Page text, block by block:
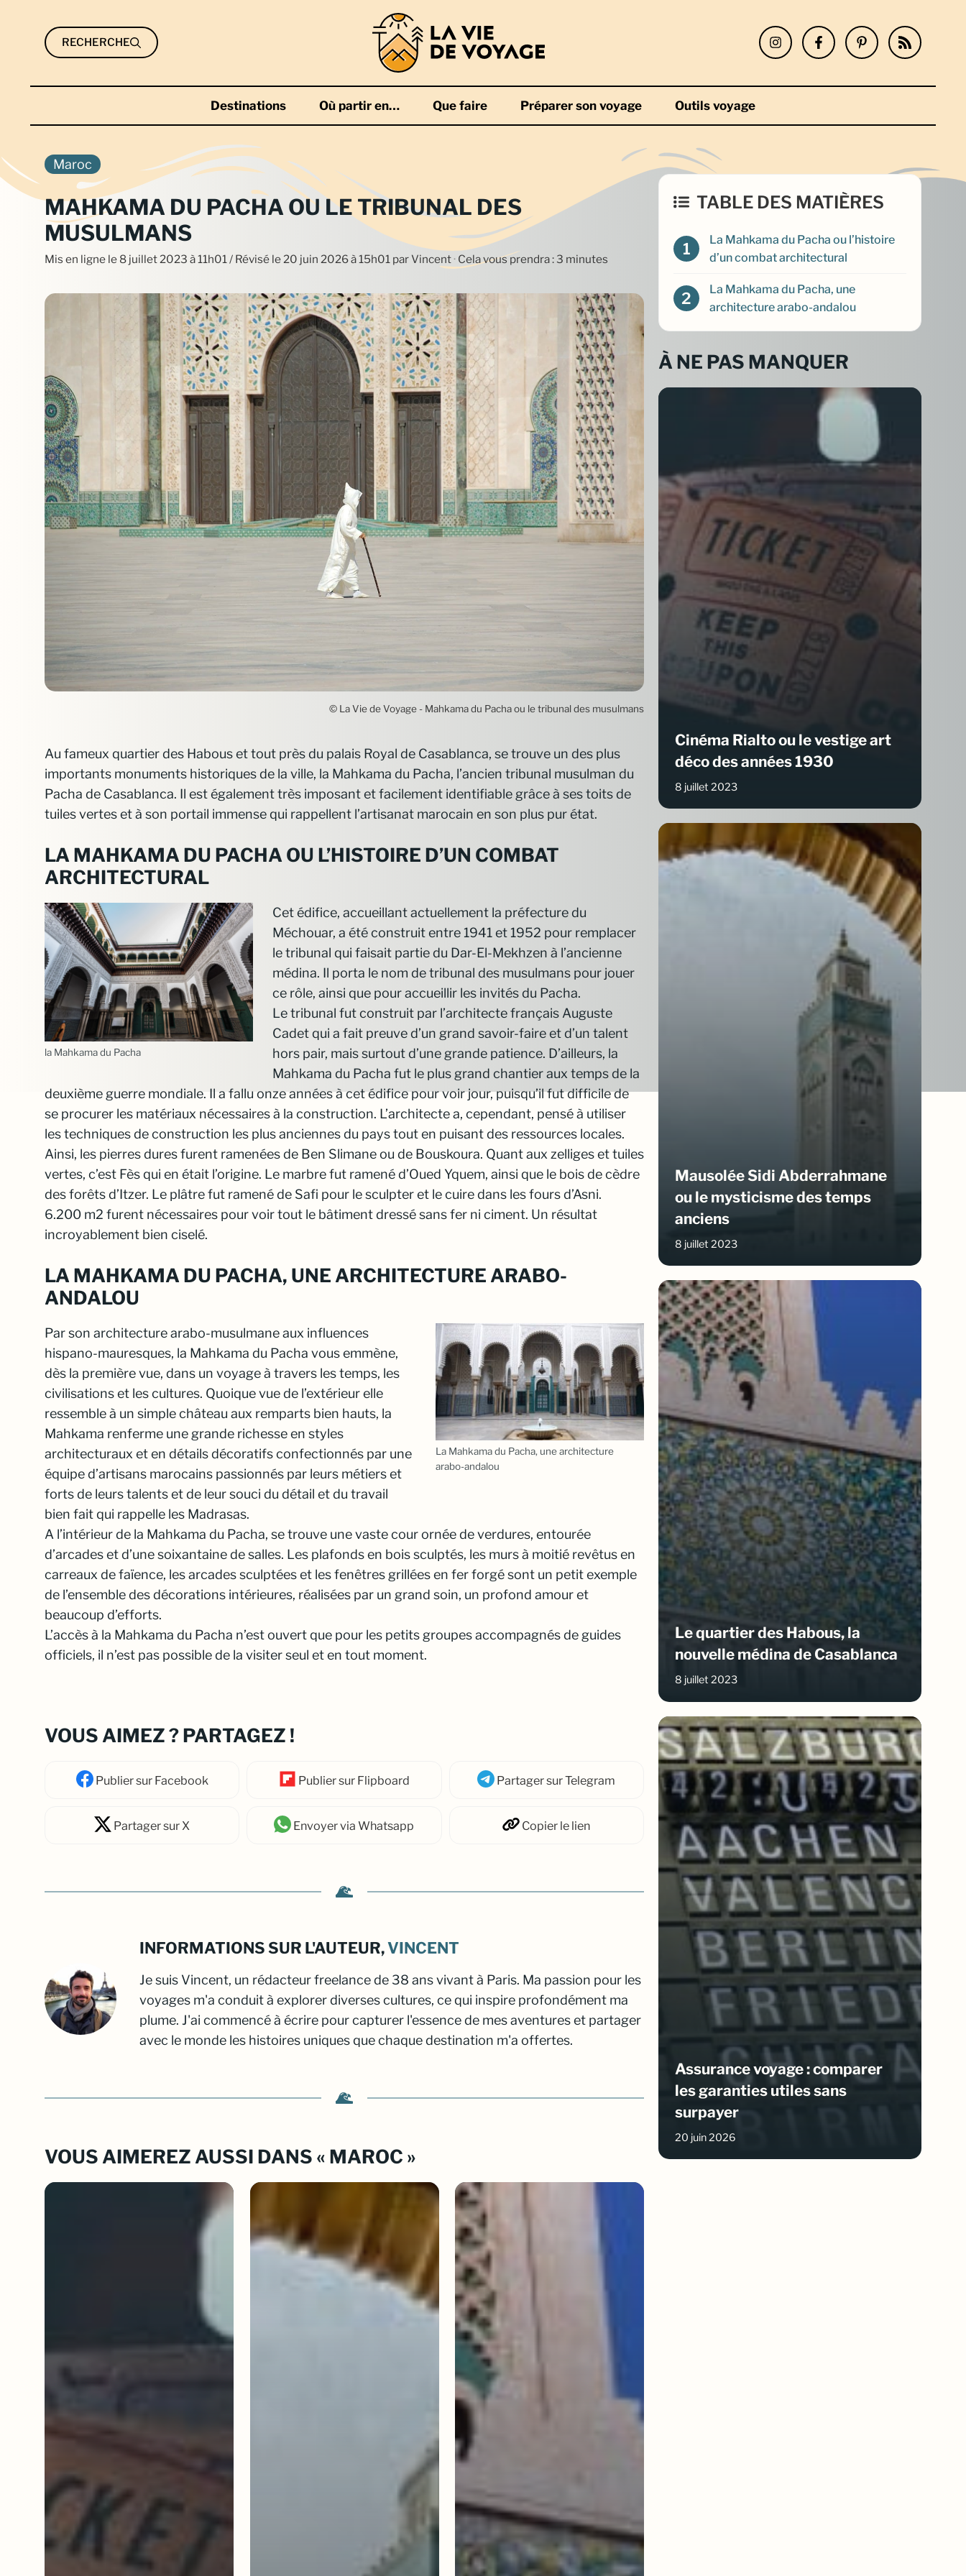
contenu
RECHERCHE
Destinations Où partir en… Que faire Préparer son voyage Outils voyage
Maroc
MAHKAMA DU PACHA OU LE TRIBUNAL DES
MUSULMANS
Mis en ligne le 8 juillet 2023 à 11h01 / Révisé le 20 juin 2026 à 15h01 par Vincent· Cela vous prendra : 3 minutes
© La Vie de Voyage - Mahkama du Pacha ou le tribunal des musulmans
Au fameux quartier des Habous et tout près du palais Royal de Casablanca, se trouve un des plus
importants monuments historiques de la ville, la Mahkama du Pacha, l’ancien tribunal musulman du
Pacha de Casablanca. Il est également très imposant et facilement identifiable grâce à ses toits de
tuiles vertes et à son portail immense qui rappellent l’artisanat marocain en son plus pur état.
LA MAHKAMA DU PACHA OU L’HISTOIRE D’UN COMBAT
ARCHITECTURAL
la Mahkama du Pacha
Cet édifice, accueillant actuellement la préfecture du
Méchouar, a été construit entre 1941 et 1952 pour remplacer
le tribunal qui faisait partie du Dar-El-Mekhzen à l’ancienne
médina. Il porta le nom de tribunal des musulmans pour jouer
ce rôle, ainsi que pour accueillir les invités du Pacha.
Le tribunal fut construit par l’architecte français Auguste
Cadet qui a fait preuve d’un grand savoir-faire et d’un talent
hors pair, mais surtout d’une grande patience. D’ailleurs, la
Mahkama du Pacha fut le plus grand chantier aux temps de la
deuxième guerre mondiale. Il a fallu onze années à cet édifice pour voir jour, puisqu’il fut difficile de
se procurer les matériaux nécessaires à la construction. L’architecte a, cependant, pensé à utiliser
les techniques de construction les plus anciennes du pays tout en puisant des ressources locales.
Ainsi, les pierres dures furent ramenées de Ben Slimane ou de Bouskoura. Quant aux zelliges et tuiles
vertes, c’est Fès qui en était l’origine. Le marbre fut ramené d’Oued Yquem, ainsi que le bois de cèdre
des forêts d’Itzer. Le plâtre fut ramené de Safi pour le sculpter et le cuire dans les fours d’Asni.
6.200 m2 furent nécessaires pour voir tout le bâtiment dressé sans fer ni ciment. Un résultat
incroyablement bien ciselé.
LA MAHKAMA DU PACHA, UNE ARCHITECTURE ARABO-
ANDALOU
La Mahkama du Pacha, une architecture
arabo-andalou
Par son architecture arabo-musulmane aux influences
hispano-mauresques, la Mahkama du Pacha vous emmène,
dès la première vue, dans un voyage à travers les temps, les
civilisations et les cultures. Quoique vue de l’extérieur elle
ressemble à un simple château aux remparts bien hauts, la
Mahkama renferme une grande richesse en styles
architecturaux et en détails décoratifs confectionnés par une
équipe d’artisans marocains passionnés par leurs métiers et
forts de leurs talents et de leur souci du détail et du travail
bien fait qui rappelle les Madrasas.
A l’intérieur de la Mahkama du Pacha, se trouve une vaste cour ornée de verdures, entourée
d’arcades et d’une soixantaine de salles. Les plafonds en bois sculptés, les murs à moitié revêtus en
carreaux de faïence, les arcades sculptées et les fenêtres grillées en fer forgé sont un petit exemple
de l’ensemble des décorations intérieures, réalisées par un grand soin, un profond amour et
beaucoup d’efforts.
L’accès à la Mahkama du Pacha n’est ouvert que pour les petits groupes accompagnés de guides
officiels, il n’est pas possible de la visiter seul et en tout moment.
VOUS AIMEZ ? PARTAGEZ !
Publiersur Facebook Publiersur Flipboard Partagersur Telegram
Partagersur X Envoyervia Whatsapp Copier le lien
INFORMATIONS SUR L'AUTEUR,VINCENT
Je suis Vincent, un rédacteur freelance de 38 ans vivant à Paris. Ma passion pour les
voyages m'a conduit à explorer diverses cultures, ce qui inspire profondément ma
plume. J'ai commencé à écrire pour capturer l'essence de mes aventures et partager
avec le monde les histoires uniques que chaque destination m'a offertes.
VOUS AIMEREZ AUSSI DANS « MAROC »
TABLE DES MATIÈRES
La Mahkama du Pacha ou l’histoire
d’un combat architectural
La Mahkama du Pacha, une
architecture arabo-andalou
À NE PAS MANQUER
Cinéma Rialto ou le vestige art
déco des années 1930
8 juillet 2023
Mausolée Sidi Abderrahmane
ou le mysticisme des temps
anciens
8 juillet 2023
Le quartier des Habous, la
nouvelle médina de Casablanca
8 juillet 2023
Assurance voyage : comparer
les garanties utiles sans
surpayer
20 juin 2026